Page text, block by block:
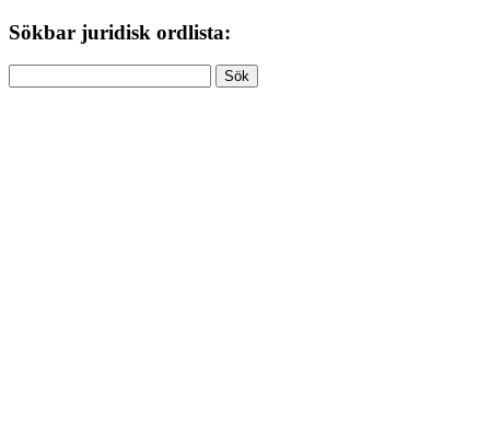
Sökbar juridisk ordlista:
efter: